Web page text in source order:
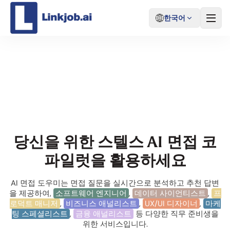
한국어
당신을 위한 스텔스 AI 면접 코
파일럿을 활용하세요
AI 면접 도우미는 면접 질문을 실시간으로 분석하고 추천 답변
을 제공하여, 소프트웨어 엔지니어 , 데이터 사이언티스트 , 프
로덕트 매니저 , 비즈니스 애널리스트 , UX/UI 디자이너 , 마케
팅 스페셜리스트 , 금융 애널리스트 등 다양한 직무 준비생을
위한 서비스입니다.